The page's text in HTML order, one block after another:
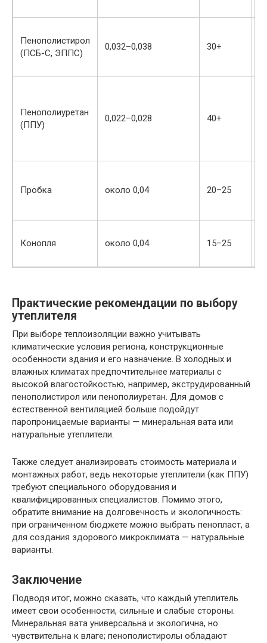
Пенополистирол
(ПСБ-С, ЭППС)
0,032–0,038 30+
Пенополиуретан
(ППУ)
0,022–0,028 40+
Пробка около 0,04 20–25
Конопля около 0,04 15–25
Практические рекомендации по выбору
утеплителя
При выборе теплоизоляции важно учитывать
климатические условия региона, конструкционные
особенности здания и его назначение. В холодных и
влажных климатах предпочтительнее материалы с
высокой влагостойкостью, например, экструдированный
пенополистирол или пенополиуретан. Для домов с
естественной вентиляцией больше подойдут
паропроницаемые варианты — минеральная вата или
натуральные утеплители.
Также следует анализировать стоимость материала и
монтажных работ, ведь некоторые утеплители (как ППУ)
требуют специального оборудования и
квалифицированных специалистов. Помимо этого,
обратите внимание на долговечность и экологичность:
при ограниченном бюджете можно выбрать пенопласт, а
для создания здорового микроклимата — натуральные
варианты.
Заключение
Подводя итог, можно сказать, что каждый утеплитель
имеет свои особенности, сильные и слабые стороны.
Минеральная вата универсальна и экологична, но
чувствительна к влаге; пенополистиролы обладают